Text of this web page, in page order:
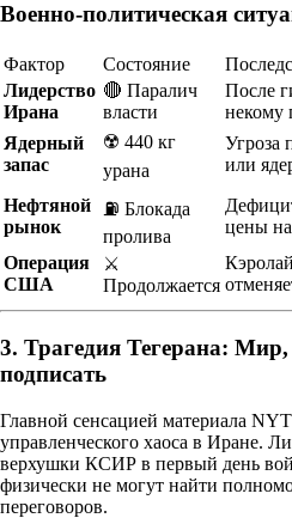
Военно-политическая
Фактор Состояние
Лидерство
Ирана
🔴 Паралич
власти
После
некому
Ядерный
запас
☢️ 440 кг
урана
Угроза
или
Нефтяной
рынок
⛽ Блокада
пролива
цены
Операция
США
⚔️
Продолжается
3. Трагедия Тегерана:
подписать
Главной сенсацией материала
управленческого хаоса в Иране.
верхушки КСИР в первый день
физически не могут найти
переговоров.